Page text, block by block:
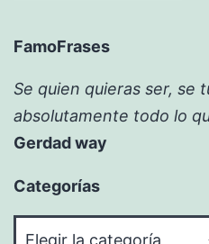
FamoFrases
Se quien quieras ser, se
absolutamente todo lo
Gerdad way
Categorías